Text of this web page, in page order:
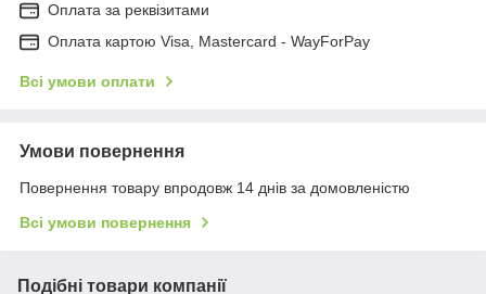
Оплата за реквізитами
Оплата картою Visa, Mastercard - WayForPay
Всі умови оплати
Умови повернення
Повернення товару впродовж 14 днів за домовленістю
Всі умови повернення
Подібні товари компанії